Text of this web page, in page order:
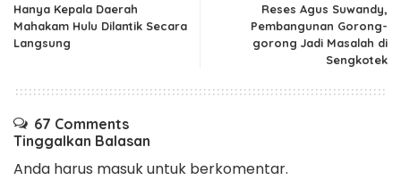
Hanya Kepala Daerah
Mahakam Hulu Dilantik Secara
Langsung
Reses Agus Suwandy,
Pembangunan Gorong-
gorong Jadi Masalah di
Sengkotek
67 Comments
Tinggalkan Balasan
Anda harus masukuntuk berkomentar.